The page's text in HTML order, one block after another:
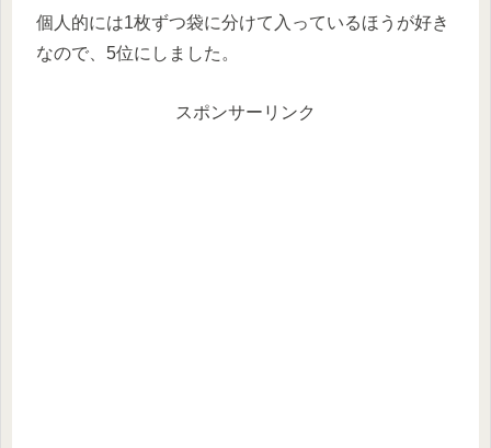
個人的には1枚ずつ袋に分けて入っているほうが好き
なので、5位にしました。
スポンサーリンク